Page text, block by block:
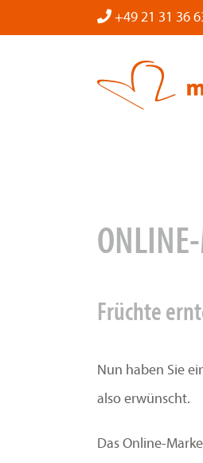
+49 21 31 36
Früchte
Nun haben Sie
also erwünscht.
Das Online-